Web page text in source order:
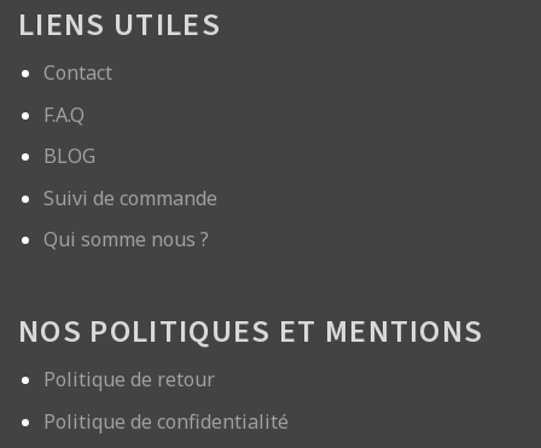
LIENS UTILES
Contact
F.A.Q
BLOG
Suivi de commande
Qui somme nous ?
NOS POLITIQUES ET MENTIONS
Politique de retour
Politique de confidentialité